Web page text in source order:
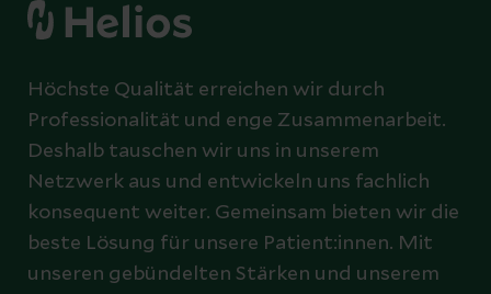
Höchste Qualität erreichen wir durch
Professionalität und enge Zusammenarbeit.
Deshalb tauschen wir uns in unserem
Netzwerk aus und entwickeln uns fachlich
konsequent weiter. Gemeinsam bieten wir die
beste Lösung für unsere Patient:innen. Mit
unseren gebündelten Stärken und unserem